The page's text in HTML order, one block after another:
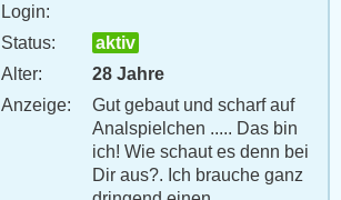
Login:
Status:
aktiv
Alter:
28 Jahre
Anzeige:
Gut gebaut und scharf auf
Analspielchen ..... Das bin
ich! Wie schaut es denn bei
Dir aus?. Ich brauche ganz